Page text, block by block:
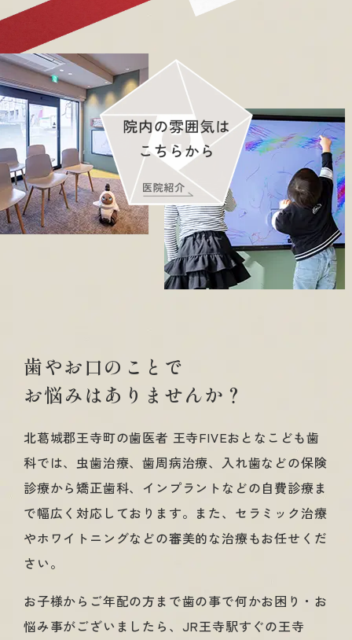
歯やお口のことで
お悩みはありませんか？
北葛城郡王寺町の歯医者 王寺FIVEおとなこども歯
科では、虫歯治療、歯周病治療、入れ歯などの保険
診療から矯正歯科、インプラントなどの自費診療ま
で幅広く対応しております。また、セラミック治療
やホワイトニングなどの審美的な治療もお任せくだ
さい。
お子様からご年配の方まで歯の事で何かお困り・お
悩み事がございましたら、JR王寺駅すぐの王寺